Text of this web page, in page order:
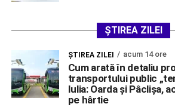
ȘTIREA ZILEI
ŞTIREA ZILEI acum 14 ore
Cum arată în detaliu
transportului public
Iulia: Oarda și Pâclișa,
pe hârtie